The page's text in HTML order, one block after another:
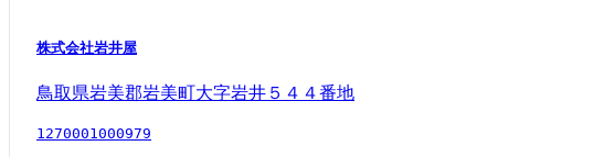
株式会社岩井屋
鳥取県岩美郡岩美町大字岩井５４４番地
1270001000979